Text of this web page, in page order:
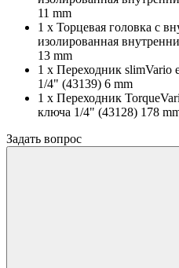
11 mm
1 x Торцевая головка с
изолированная
13 mm
1 x Переходник slimVario
1/4" (43139) 6 mm
1 x Переходник
ключа 1/4" (43128) 178
Задать вопрос